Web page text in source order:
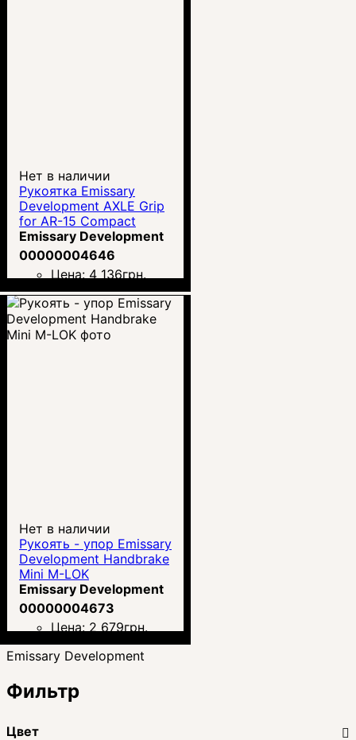
Нет в наличии
Рукоятка Emissary
Development AXLE Grip
for AR-15 Compact
Emissary Development
00000004646
Цена: 4 136грн.
Нет в наличии
Рукоять - упор Emissary
Development Handbrake
Mini M-LOK
Emissary Development
00000004673
Цена: 2 679грн.
Emissary Development
Фильтр
Цвет